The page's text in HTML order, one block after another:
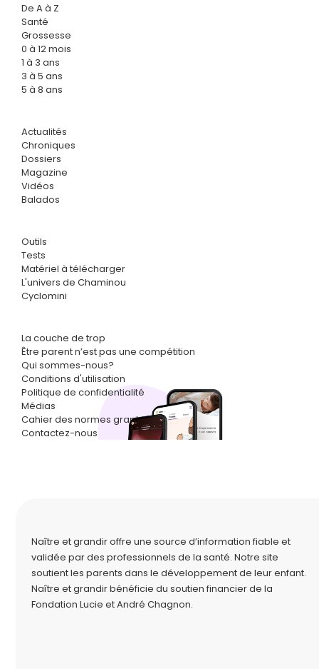
De A à Z
Santé
Grossesse
0 à 12 mois
1 à 3 ans
3 à 5 ans
5 à 8 ans
Actualités
Chroniques
Dossiers
Magazine
Vidéos
Balados
Outils
Tests
Matériel à télécharger
L'univers de Chaminou
Cyclomini
La couche de trop
Être parent n’est pas une compétition
Qui sommes-nous?
Conditions d'utilisation
Politique de confidentialité
Médias
Cahier des normes graphiques
Contactez-nous
Naître et grandir offre une source d’information fiable et
validée par des professionnels de la santé. Notre site
soutient les parents dans le développement de leur enfant.
Naître et grandir bénéficie du soutien financier de la
Fondation Lucie et André Chagnon.